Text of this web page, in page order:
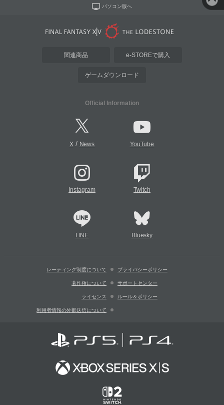
パソコン版へ
関連商品 e-STOREで購入
ゲームダウンロード
Official Information
X/ News YouTube
Instagram Twitch
LINE Bluesky
レーティング制度について プライバシーポリシー
著作権について サポートセンター
ライセンス ルール＆ポリシー
利用者情報の外部送信について